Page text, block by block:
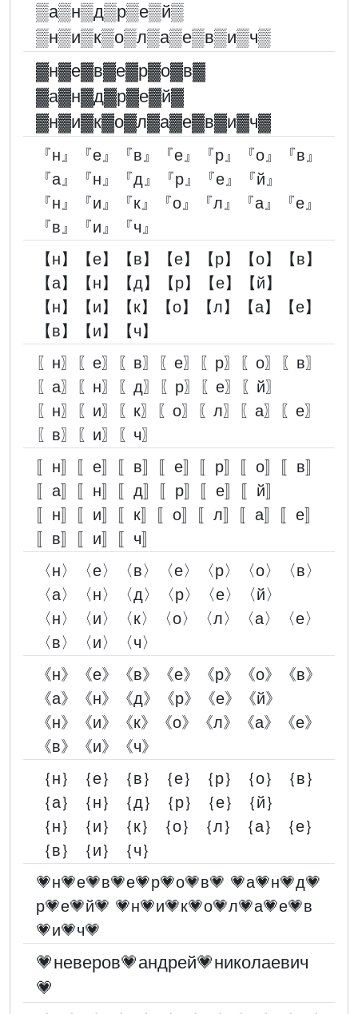
▒а▒н▒д▒р▒е▒й▒
▒н▒и▒к▒о▒л▒а▒е▒в▒и▒ч▒
▓︎н▓︎е▓︎в▓︎е▓︎р▓︎о▓︎в▓︎
▓︎а▓︎н▓︎д▓︎р▓︎е▓︎й▓︎
▓︎н▓︎и▓︎к▓︎о▓︎л▓︎а▓︎е▓︎в▓︎и▓︎ч▓︎
『н』『е』『в』『е』『р』『о』『в』
『а』『н』『д』『р』『е』『й』
『н』『и』『к』『о』『л』『а』『е』
『в』『и』『ч』
【н】【е】【в】【е】【р】【о】【в】
【а】【н】【д】【р】【е】【й】
【н】【и】【к】【о】【л】【а】【е】
【в】【и】【ч】
〖н〗〖е〗〖в〗〖е〗〖р〗〖о〗〖в〗
〖а〗〖н〗〖д〗〖р〗〖е〗〖й〗
〖н〗〖и〗〖к〗〖о〗〖л〗〖а〗〖е〗
〖в〗〖и〗〖ч〗
〚н〛〚е〛〚в〛〚е〛〚р〛〚о〛〚в〛
〚а〛〚н〛〚д〛〚р〛〚е〛〚й〛
〚н〛〚и〛〚к〛〚о〛〚л〛〚а〛〚е〛
〚в〛〚и〛〚ч〛
〈н〉〈е〉〈в〉〈е〉〈р〉〈о〉〈в〉
〈а〉〈н〉〈д〉〈р〉〈е〉〈й〉
〈н〉〈и〉〈к〉〈о〉〈л〉〈а〉〈е〉
〈в〉〈и〉〈ч〉
《н》《е》《в》《е》《р》《о》《в》
《а》《н》《д》《р》《е》《й》
《н》《и》《к》《о》《л》《а》《е》
《в》《и》《ч》
｛н｝｛е｝｛в｝｛е｝｛р｝｛о｝｛в｝
｛а｝｛н｝｛д｝｛р｝｛е｝｛й｝
｛н｝｛и｝｛к｝｛о｝｛л｝｛а｝｛е｝
｛в｝｛и｝｛ч｝
💗н💗е💗в💗е💗р💗о💗в💗 💗а💗н💗д💗
р💗е💗й💗 💗н💗и💗к💗о💗л💗а💗е💗в
💗и💗ч💗
💗неверов💗андрей💗николаевич
💗